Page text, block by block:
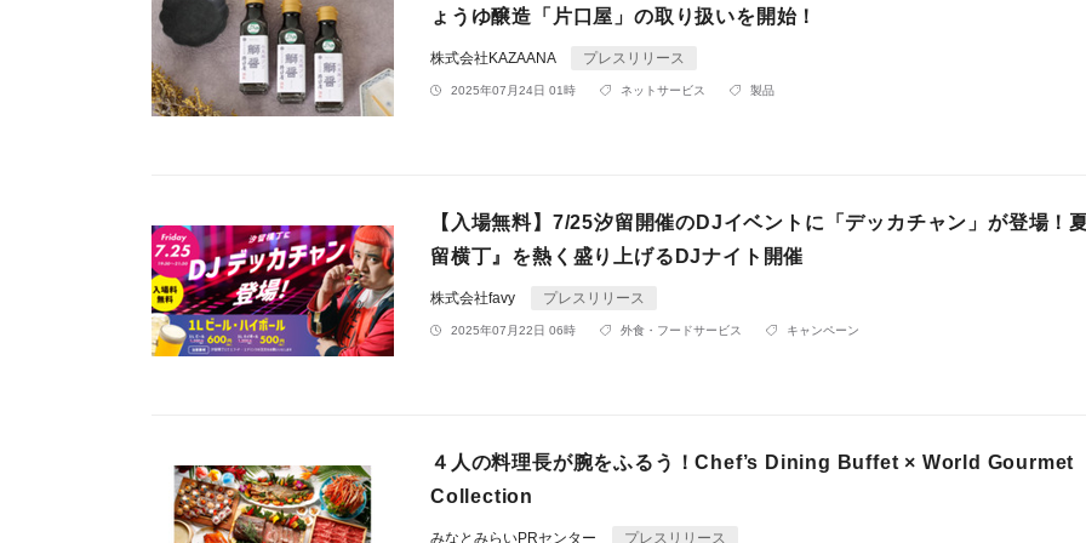
ょうゆ醸造「片口屋」の取り扱いを開始！
株式会社KAZAANA プレスリリース
2025年07月24日 01時 ネットサービス 製品
【入場無料】7/25汐留開催のDJイベントに「デッカチャン」が登場！
留横丁』を熱く盛り上げるDJナイト開催
株式会社favy プレスリリース
2025年07月22日 06時 外食・フードサービス キャンペーン
４人の料理長が腕をふるう！Chef’s Dining Buffet × World Gourmet
Collection
みなとみらいPRセンター プレスリリース